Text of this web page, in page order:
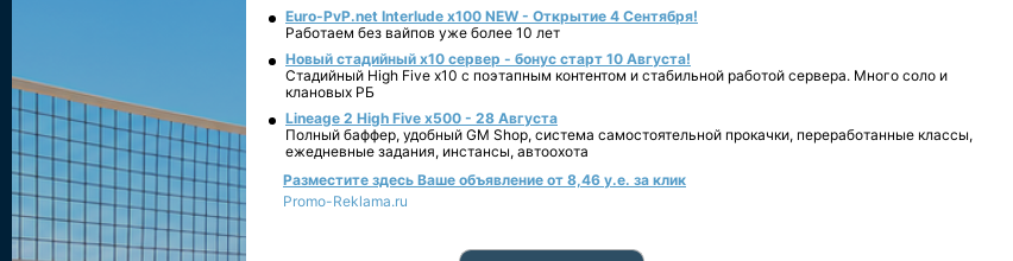
Euro-PvP.net Interlude х100 NEW - Открытие 4 Сентября!
Работаем без вайпов уже более 10 лет
Новый стадийный х10 сервер - бонус старт 10 Августа!
Стадийный High Five x10 с поэтапным контентом и стабильной работой сервера. Много соло и
клановых РБ
Lineage 2 High Five x500 - 28 Августа
Полный баффер, удобный GM Shop, система самостоятельной прокачки, переработанные классы,
ежедневные задания, инстансы, автоохота
Разместите здесь Ваше объявление от 8,46 у.е. за клик
Promo-Reklama.ru